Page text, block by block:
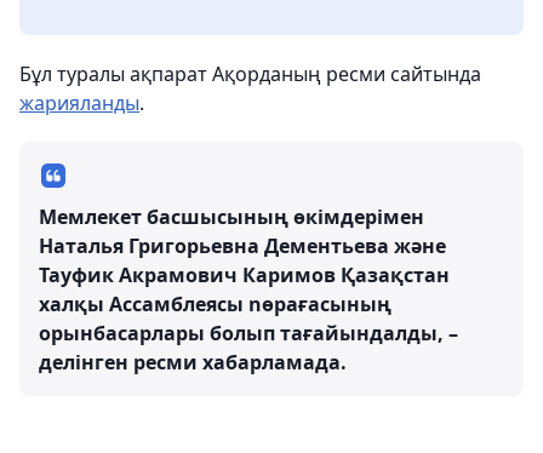
Бұл туралы ақпарат Ақорданың ресми сайтында
жарияланды.
Мемлекет басшысының өкімдерімен
Наталья Григорьевна Дементьева және
Тауфик Акрамович Каримов Қазақстан
халқы Ассамблеясы nөрағасының
орынбасарлары болып тағайындалды, –
делінген ресми хабарламада.